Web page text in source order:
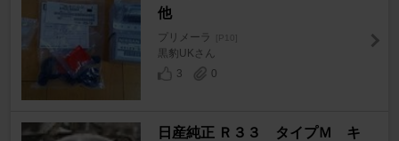
他
プリメーラ [P10]
黒豹UKさん
3
0
日産純正 Ｒ３３ タイプＭ キ